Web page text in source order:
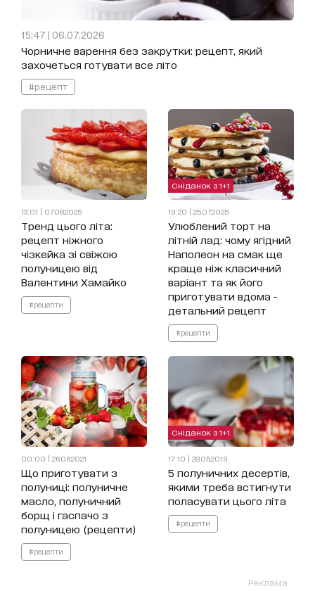
15:47 | 06.07.2026
Чорничне варення без закрутки: рецепт, який
захочеться готувати все літо
#рецепт
13:01 | 07.08.2025
Тренд цього літа:
рецепт ніжного
чізкейка зі свіжою
полуницею від
Валентини Хамайко
#рецепти
Сніданок з 1+1
19:20 | 25.07.2025
Улюблений торт на
літній лад: чому ягідний
Наполеон на смак ще
краще ніж класичний
варіант та як його
приготувати вдома -
детальний рецепт
#рецепти
00:00 | 26.06.2021
Що приготувати з
полуниці: полуничне
масло, полуничний
борщ і гаспачо з
полуницею (рецепти)
#рецепти
Сніданок з 1+1
17:10 | 28.05.2019
5 полуничних десертів,
якими треба встигнути
поласувати цього літа
#рецепти
Реклама